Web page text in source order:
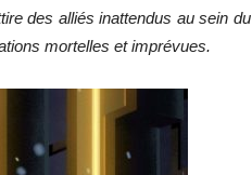
des alliés inattendus au sein du
mortelles et imprévues.